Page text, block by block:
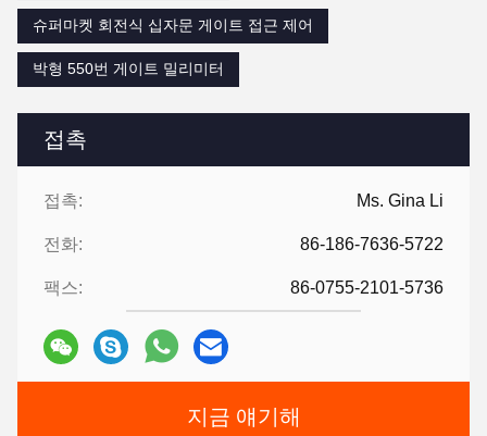
접촉
접촉: Ms. Gina Li
전화: 86-186-7636-5722
팩스: 86-0755-2101-5736
지금 얘기해
슈퍼마켓 회전식 십자문 게이트 접근 제어
박형 550번 게이트 밀리미터